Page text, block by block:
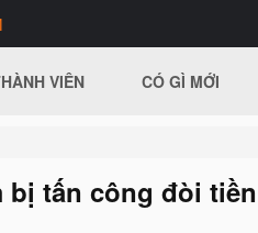
VIÊN CÓ GÌ MỚI
bị tấn công đòi